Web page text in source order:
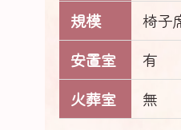
規模
椅子
安置室
有
火葬室
無